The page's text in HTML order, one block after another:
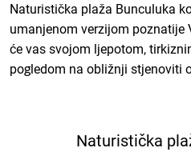
Naturistička plaža Bunculuka
umanjenom verzijom poznatije
će vas svojom ljepotom,
pogledom na obližnji stjenoviti
Naturistička